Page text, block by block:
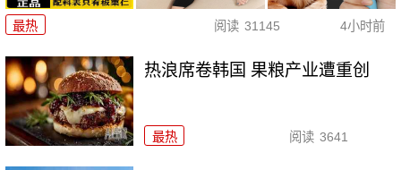
最热 阅读 31145 4小时前
热浪席卷韩国 果粮产业遭重创
最热 阅读 3641